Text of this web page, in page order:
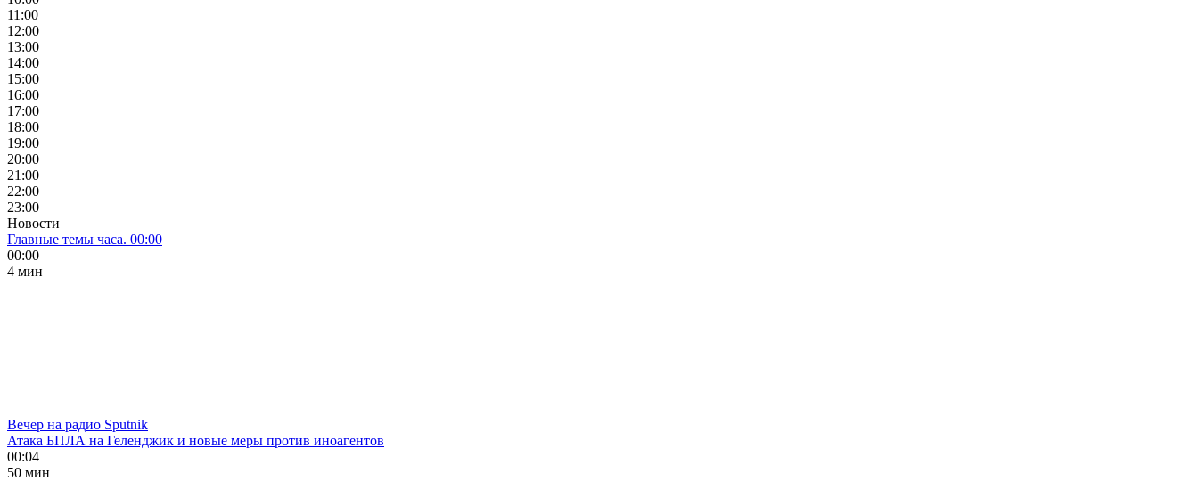
11:00
12:00
13:00
14:00
15:00
16:00
17:00
18:00
19:00
20:00
21:00
22:00
23:00
Новости
Главные темы часа. 00:00
00:00
4 мин
Вечер на радио Sputnik
Атака БПЛА на Геленджик и новые меры против иноагентов
00:04
50 мин